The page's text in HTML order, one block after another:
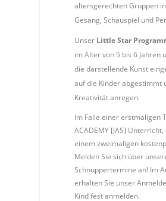
altersgerechten Gruppen in
Gesang, Schauspiel und
Unser Little Star
im Alter von 5 bis 6
die darstellende Kunst
auf die Kinder abgestimmt
Kreativität anregen.
Im Falle einer erstmaligen
ACADEMY [JAS]
einem zweimaligen
Melden Sie sich über
Schnuppertermine an! Im
erhalten Sie unser
Kind fest anmelden.